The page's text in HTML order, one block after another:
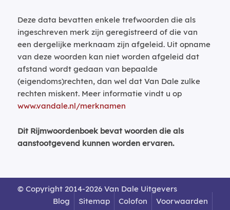
Deze data bevatten enkele trefwoorden die als
ingeschreven merk zijn geregistreerd of die van
een dergelijke merknaam zijn afgeleid. Uit opname
van deze woorden kan niet worden afgeleid dat
afstand wordt gedaan van bepaalde
(eigendoms)rechten, dan wel dat Van Dale zulke
rechten miskent. Meer informatie vindt u op
www.vandale.nl/merknamen
Dit Rijmwoordenboek bevat woorden die als
aanstootgevend kunnen worden ervaren.
© Copyright 2014-2026 Van Dale Uitgevers
Blog
Sitemap Colofon Voorwaarden